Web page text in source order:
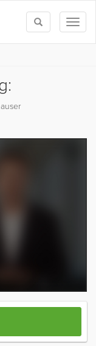
Toggle
search